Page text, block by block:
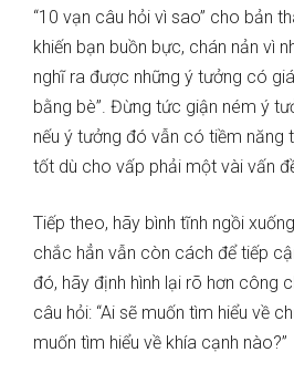
“10 vạn câu hỏi vì sao” cho bản
khiến bạn buồn bực, chán nản vì
nghĩ ra được những ý tưởng có
bằng bè”. Đừng tức giận ném ý
nếu ý tưởng đó vẫn có tiềm năng
tốt dù cho vấp phải một vài vấn
Tiếp theo, hãy bình tĩnh ngồi
chắc hẳn vẫn còn cách để tiếp
đó, hãy định hình lại rõ hơn công
câu hỏi: “Ai sẽ muốn tìm hiểu về
muốn tìm hiểu về khía cạnh nào?”